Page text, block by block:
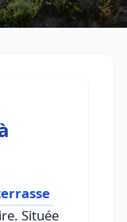
Située